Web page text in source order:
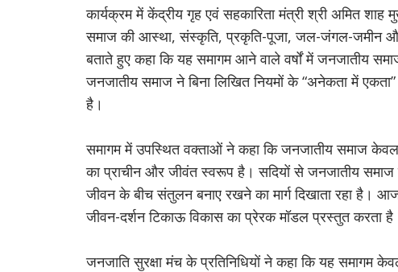
कार्यक्रम में केंद्रीय गृह एवं सहकारिता मंत्री श्री अमित
समाज की आस्था, संस्कृति, प्रकृति-पूजा, जल-जंगल-जमीन
बताते हुए कहा कि यह समागम आने वाले वर्षों में जनजातीय
जनजातीय समाज ने बिना लिखित नियमों के “अनेकता में
है।
समागम में उपस्थित वक्ताओं ने कहा कि जनजातीय समाज
का प्राचीन और जीवंत स्वरूप है। सदियों से जनजातीय
जीवन के बीच संतुलन बनाए रखने का मार्ग दिखाता रहा है।
जीवन-दर्शन टिकाऊ विकास का प्रेरक मॉडल प्रस्तुत करता
जनजाति सुरक्षा मंच के प्रतिनिधियों ने कहा कि यह समागम